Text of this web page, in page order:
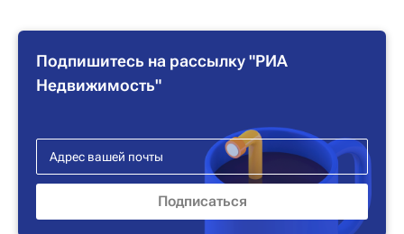
Подпишитесь на рассылку "РИА
Недвижимость"